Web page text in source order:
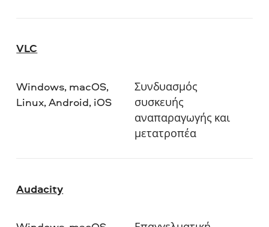
VLC
Windows, macOS,
Linux, Android, iOS
Συνδυασμός
συσκευής
αναπαραγωγής και
μετατροπέα
Audacity